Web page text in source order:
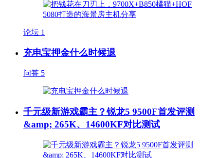
论坛 1
充电宝押金什么时候退
问答 5
千元级新游戏霸主？锐龙5 9500F首发评测
&amp; 265K、14600KF对比测试